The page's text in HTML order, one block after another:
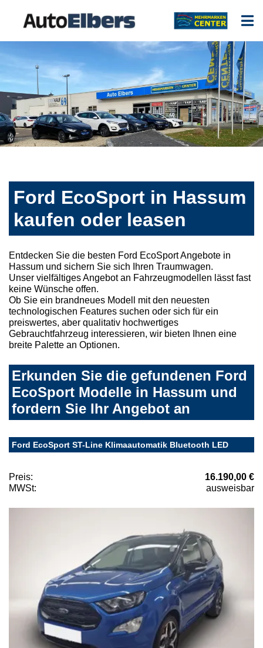
Ford EcoSport in Hassum
kaufen oder leasen
Entdecken Sie die besten Ford EcoSport Angebote in
Hassum und sichern Sie sich Ihren Traumwagen.
Unser vielfältiges Angebot an Fahrzeugmodellen lässt fast
keine Wünsche offen.
Ob Sie ein brandneues Modell mit den neuesten
technologischen Features suchen oder sich für ein
preiswertes, aber qualitativ hochwertiges
Gebrauchtfahrzeug interessieren, wir bieten Ihnen eine
breite Palette an Optionen.
Erkunden Sie die gefundenen Ford
EcoSport Modelle in Hassum und
fordern Sie Ihr Angebot an
Ford EcoSport ST-Line Klimaautomatik Bluetooth LED
Preis:
16.190,00 €
MWSt:
ausweisbar